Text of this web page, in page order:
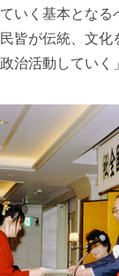
いく基本とな
皆が伝統、文
治活動していく